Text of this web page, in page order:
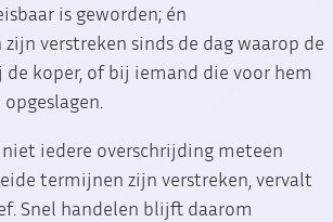
is geworden; én
zijn verstreken sinds de dag waarop de
de koper, of bij iemand die voor hem
iedere overschrijding meteen
termijnen zijn verstreken, vervalt
Snel handelen blijft daarom